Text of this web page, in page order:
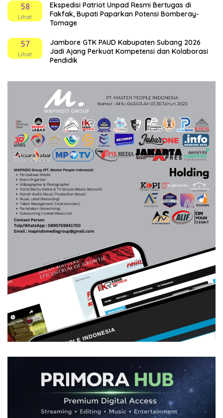
58
Lihat
Ekspedisi Patriot Unpad Resmi Bertugas di
Fakfak, Bupati Paparkan Potensi Bomberay-
Tomage
57
Lihat
Jambore GTK PAUD Kabupaten Subang 2026
Jadi Ajang Perkuat Kompetensi dan Kolaborasi
Pendidik